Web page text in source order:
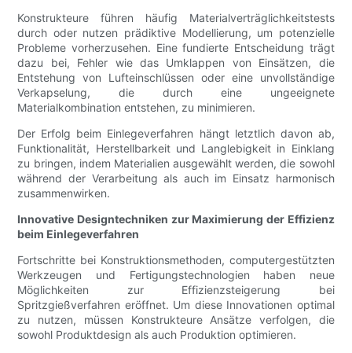
Konstrukteure führen häufig Materialverträglichkeitstests
durch oder nutzen prädiktive Modellierung, um potenzielle
Probleme vorherzusehen. Eine fundierte Entscheidung trägt
dazu bei, Fehler wie das Umklappen von Einsätzen, die
Entstehung von Lufteinschlüssen oder eine unvollständige
Verkapselung, die durch eine ungeeignete
Materialkombination entstehen, zu minimieren.
Der Erfolg beim Einlegeverfahren hängt letztlich davon ab,
Funktionalität, Herstellbarkeit und Langlebigkeit in Einklang
zu bringen, indem Materialien ausgewählt werden, die sowohl
während der Verarbeitung als auch im Einsatz harmonisch
zusammenwirken.
Innovative Designtechniken zur Maximierung der Effizienz
beim Einlegeverfahren
Fortschritte bei Konstruktionsmethoden, computergestützten
Werkzeugen und Fertigungstechnologien haben neue
Möglichkeiten zur Effizienzsteigerung bei
Spritzgießverfahren eröffnet. Um diese Innovationen optimal
zu nutzen, müssen Konstrukteure Ansätze verfolgen, die
sowohl Produktdesign als auch Produktion optimieren.